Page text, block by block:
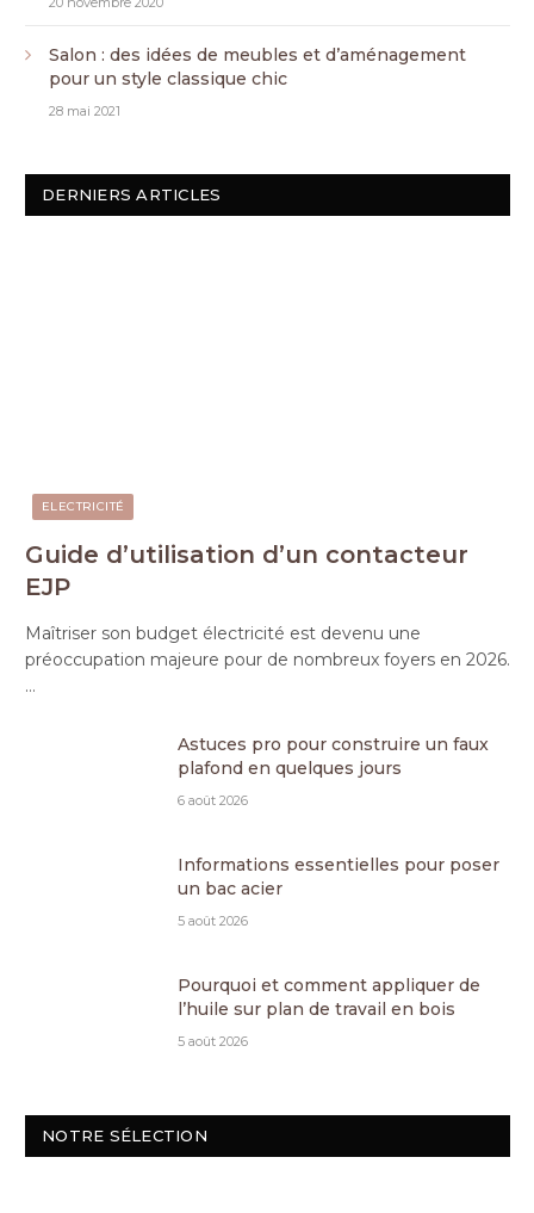
Salon : des idées de meubles et d’aménagement
pour un style classique chic
28 mai 2021
DERNIERS ARTICLES
ELECTRICITÉ
Guide d’utilisation d’un contacteur
EJP
Maîtriser son budget électricité est devenu une
préoccupation majeure pour de nombreux foyers en 2026.
…
Astuces pro pour construire un faux
plafond en quelques jours
6 août 2026
Informations essentielles pour poser
un bac acier
5 août 2026
Pourquoi et comment appliquer de
l’huile sur plan de travail en bois
5 août 2026
NOTRE SÉLECTION